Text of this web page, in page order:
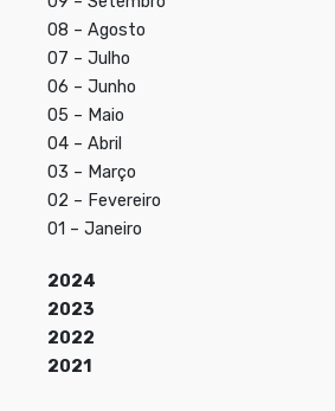
08 – Agosto
07 – Julho
06 – Junho
05 – Maio
04 – Abril
03 – Março
02 – Fevereiro
01 – Janeiro
2024
2023
2022
2021